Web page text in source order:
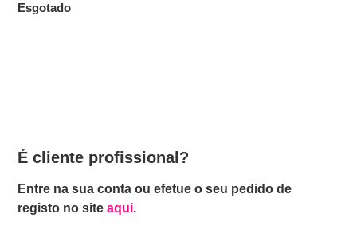
Esgotado
É cliente profissional?
Entre na sua conta ou efetue o seu pedido de
registo no siteaqui.